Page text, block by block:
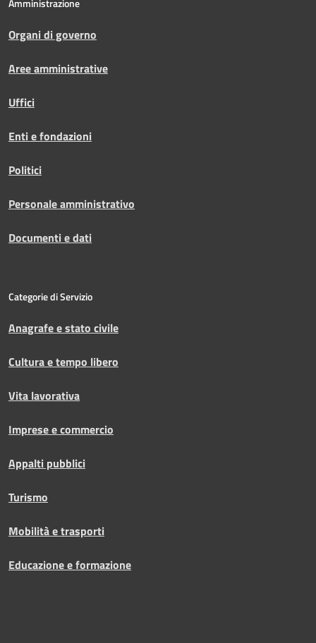
Amministrazione
Organi di governo
Aree amministrative
Uffici
Enti e fondazioni
Politici
Personale amministrativo
Documenti e dati
Categorie di Servizio
Anagrafe e stato civile
Cultura e tempo libero
Vita lavorativa
Imprese e commercio
Appalti pubblici
Turismo
Mobilità e trasporti
Educazione e formazione